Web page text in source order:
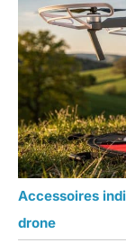
Accessoires
drone